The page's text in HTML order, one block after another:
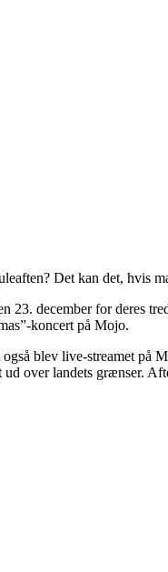
Det kan det, hvis
23. december for deres
koncert på Mojo.
blev live-streamet på
over landets grænser.